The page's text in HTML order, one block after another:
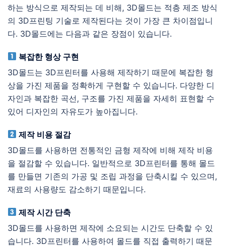
하는 방식으로 제작되는 데 비해, 3D몰드는 적층 제조 방식
의 3D프린팅 기술로 제작된다는 것이 가장 큰 차이점입니
다. 3D몰드에는 다음과 같은 장점이 있습니다.
복잡한 형상 구현
3D몰드는 3D프린터를 사용해 제작하기 때문에 복잡한 형
상을 가진 제품을 정확하게 구현할 수 있습니다. 다양한 디
자인과 복잡한 곡선, 구조를 가진 제품을 자세히 표현할 수
있어 디자인의 자유도가 높아집니다.
제작 비용 절감
3D몰드를 사용하면 전통적인 금형 제작에 비해 제작 비용
을 절감할 수 있습니다. 일반적으로 3D프린터를 통해 몰드
를 만들면 기존의 가공 및 조립 과정을 단축시킬 수 있으며,
재료의 사용량도 감소하기 때문입니다.
제작 시간 단축
3D몰드를 사용하면 제작에 소요되는 시간도 단축할 수 있
습니다. 3D프린터를 사용하여 몰드를 직접 출력하기 때문